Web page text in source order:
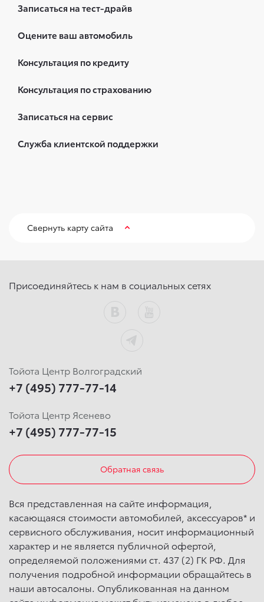
Записаться на тест-драйв
Оцените ваш автомобиль
Консультация по кредиту
Консультация по страхованию
Записаться на сервис
Служба клиентской поддержки
Свернуть карту сайта
Присоединяйтесь к нам в социальных сетях
Тойота Центр Волгоградский
+7 (495) 777-77-14
Тойота Центр Ясенево
+7 (495) 777-77-15
Обратная связь
Вся представленная на сайте информация,
касающаяся стоимости автомобилей, аксессуаров* и
сервисного обслуживания, носит информационный
характер и не является публичной офертой,
определяемой положениями ст. 437 (2) ГК РФ. Для
получения подробной информации обращайтесь в
наши автосалоны. Опубликованная на данном